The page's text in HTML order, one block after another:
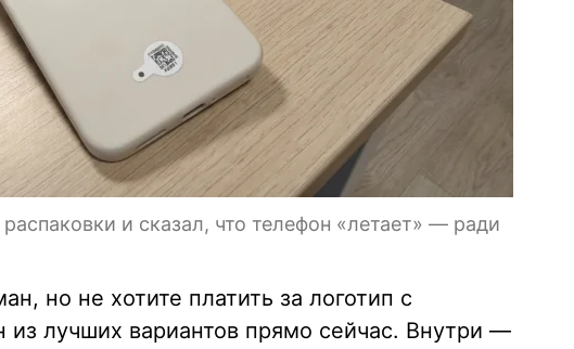
и сказал, что телефон «летает» — ради
но не хотите платить за логотип с
лучших вариантов прямо сейчас. Внутри —